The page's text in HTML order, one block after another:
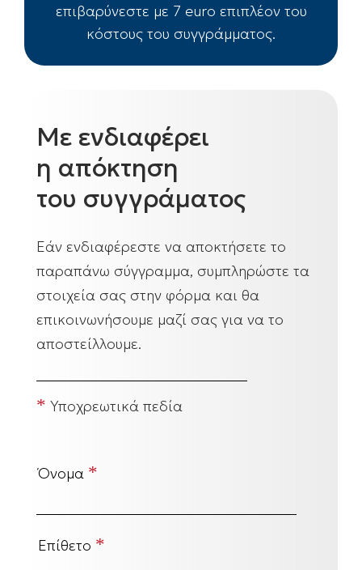
επιβαρύνεστε με 7 euro επιπλέον του
κόστους του συγγράμματος.
Με ενδιαφέρει
η απόκτηση
του συγγράματος
Εάν ενδιαφέρεστε να αποκτήσετε το
παραπάνω σύγγραμμα, συμπληρώστε τα
στοιχεία σας στην φόρμα και θα
επικοινωνήσουμε μαζί σας για να το
αποστείλλουμε.
* Υποχρεωτικά πεδία
Όνομα *
Επίθετο *